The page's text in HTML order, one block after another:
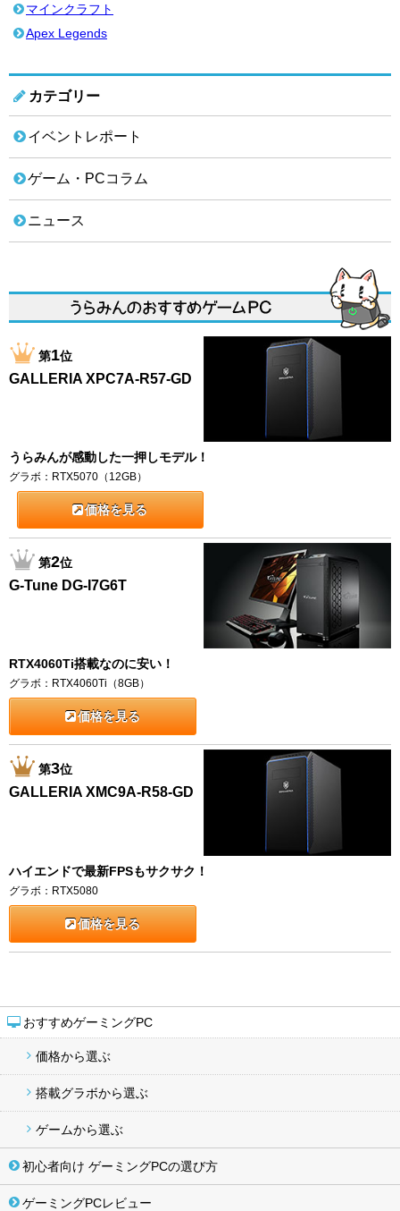
カテゴリー
イベントレポート
ゲーム・PCコラム
ニュース
おすすめゲーミングPC
価格から選ぶ
搭載グラボから選ぶ
ゲームから選ぶ
初心者向け ゲーミングPCの選び方
ゲーミングPCレビュー
マインクラフト
Apex Legends
第1位
GALLERIA XPC7A-R57-GD
うらみんが感動した一押しモデル！
グラボ：RTX5070（12GB）
価格を見る
第2位
G-Tune DG-I7G6T
RTX4060Ti搭載なのに安い！
グラボ：RTX4060Ti（8GB）
価格を見る
第3位
GALLERIA XMC9A-R58-GD
ハイエンドで最新FPSもサクサク！
グラボ：RTX5080
価格を見る